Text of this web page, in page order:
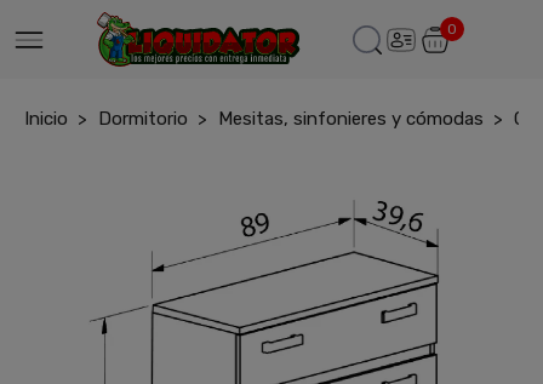
0
Inicio Dormitorio Mesitas, sinfonieres y cómodas